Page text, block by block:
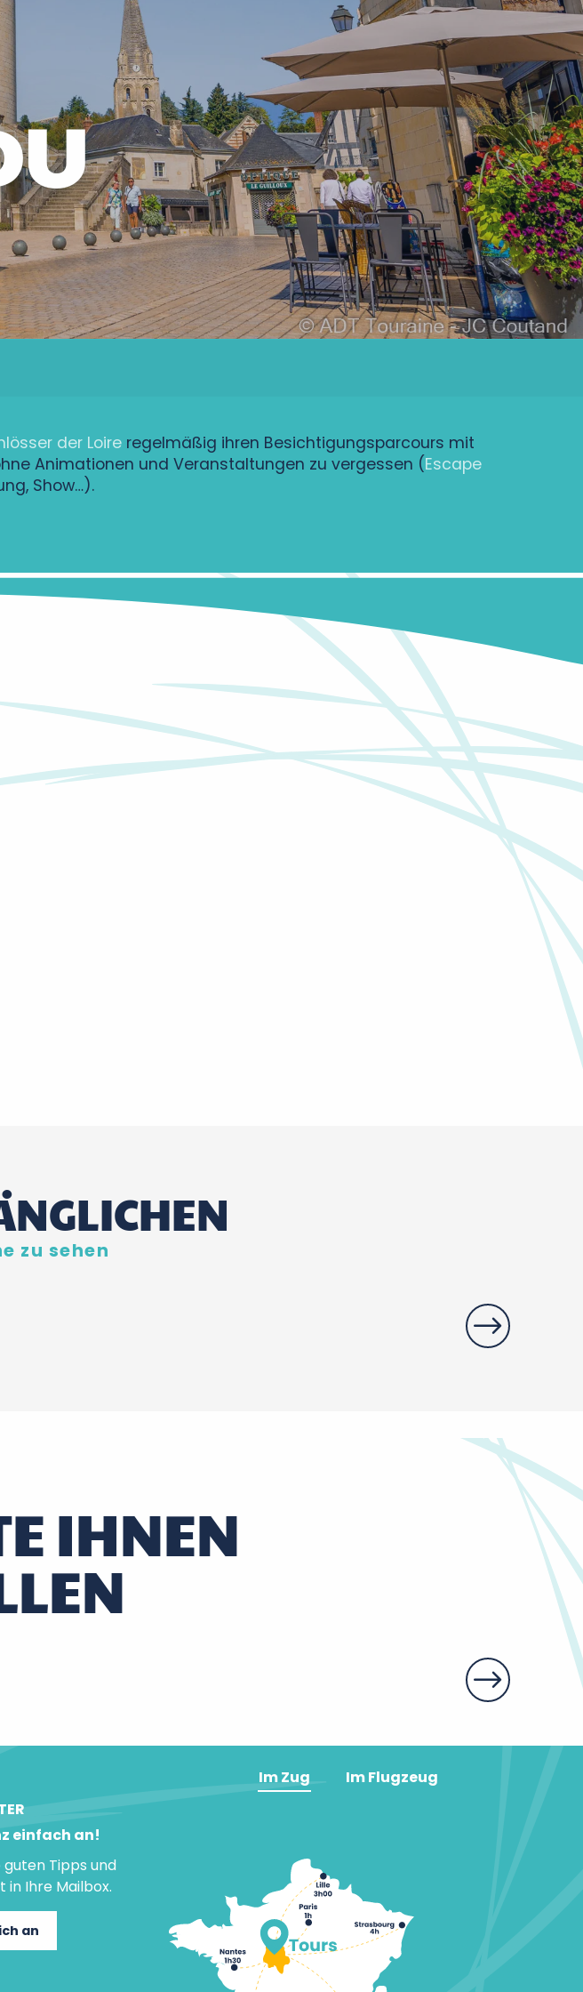
der Loire regelmäßig ihren Besichtigungsparcours mit
Animationen und Veranstaltungen zu vergessen (Escape
Show…).
zu sehen
Über Wasser
IHNEN
Das Opidom
einfach an!
guten Tipps und
Ihre Mailbox.
an
Im Zug Im Flugzeug